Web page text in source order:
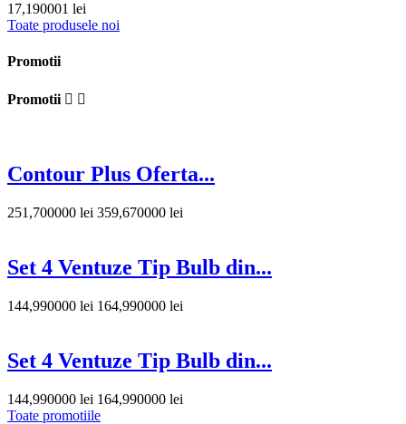
17,190001 lei
Toate produsele noi
Promotii
Promotii  
Contour Plus Oferta...
251,700000 lei 359,670000 lei
Set 4 Ventuze Tip Bulb din...
144,990000 lei 164,990000 lei
Set 4 Ventuze Tip Bulb din...
144,990000 lei 164,990000 lei
Toate promotiile